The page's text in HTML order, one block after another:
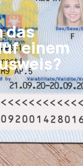
das
einem